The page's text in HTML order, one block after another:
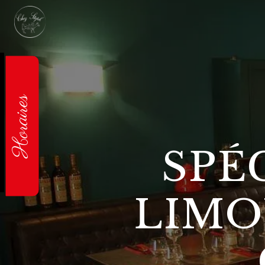
Horaires
Panneau de gestion des cookies